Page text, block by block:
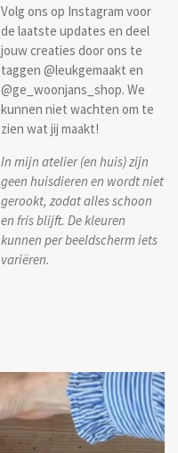
Volg ons op Instagram voor
de laatste updates en deel
jouw creaties door ons te
taggen @leukgemaakt en
@ge_woonjans_shop. We
kunnen niet wachten om te
zien wat jij maakt!
In mijn atelier (en huis) zijn
geen huisdieren en wordt niet
gerookt, zodat alles schoon
en fris blijft. De kleuren
kunnen per beeldscherm iets
variëren.